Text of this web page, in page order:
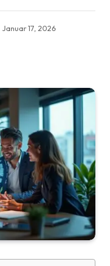
Januar 17, 2026